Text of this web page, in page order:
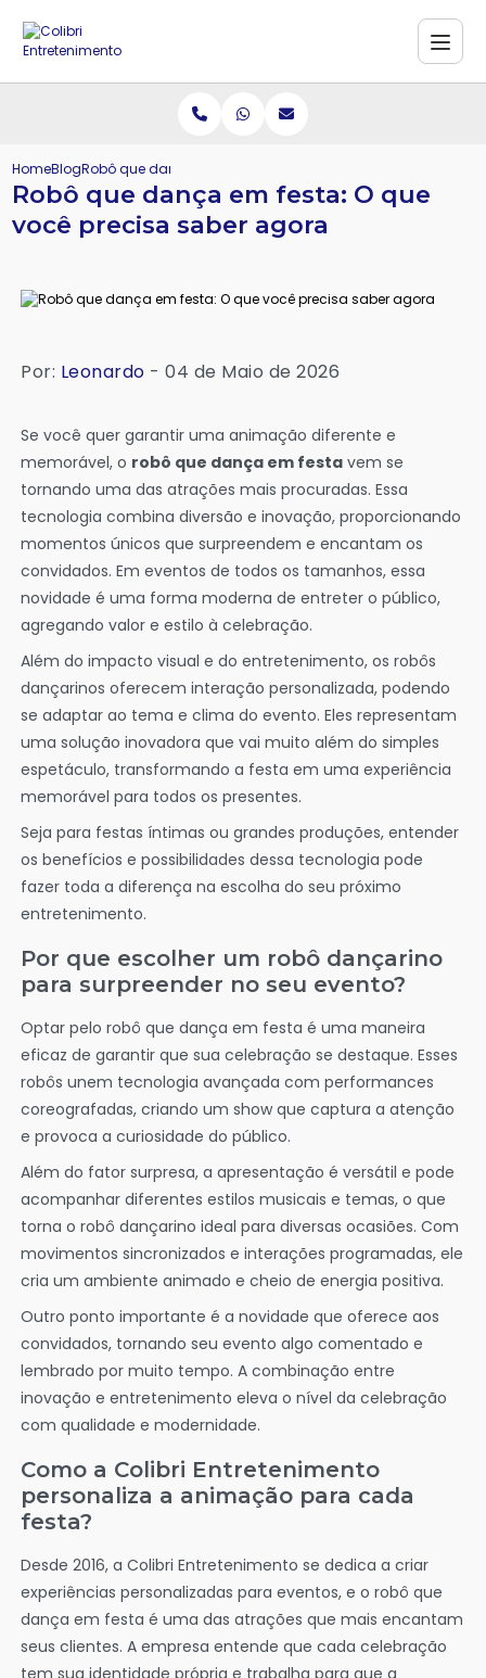
HomeBlogRobô que dança em festa: O que você precisa saber agora
Robô que dança em festa: O que
você precisa saber agora
Por: Leonardo - 04 de Maio de 2026
Se você quer garantir uma animação diferente e
memorável, o robô que dança em festa vem se
tornando uma das atrações mais procuradas. Essa
tecnologia combina diversão e inovação, proporcionando
momentos únicos que surpreendem e encantam os
convidados. Em eventos de todos os tamanhos, essa
novidade é uma forma moderna de entreter o público,
agregando valor e estilo à celebração.
Além do impacto visual e do entretenimento, os robôs
dançarinos oferecem interação personalizada, podendo
se adaptar ao tema e clima do evento. Eles representam
uma solução inovadora que vai muito além do simples
espetáculo, transformando a festa em uma experiência
memorável para todos os presentes.
Seja para festas íntimas ou grandes produções, entender
os benefícios e possibilidades dessa tecnologia pode
fazer toda a diferença na escolha do seu próximo
entretenimento.
Por que escolher um robô dançarino
para surpreender no seu evento?
Optar pelo robô que dança em festa é uma maneira
eficaz de garantir que sua celebração se destaque. Esses
robôs unem tecnologia avançada com performances
coreografadas, criando um show que captura a atenção
e provoca a curiosidade do público.
Além do fator surpresa, a apresentação é versátil e pode
acompanhar diferentes estilos musicais e temas, o que
torna o robô dançarino ideal para diversas ocasiões. Com
movimentos sincronizados e interações programadas, ele
cria um ambiente animado e cheio de energia positiva.
Outro ponto importante é a novidade que oferece aos
convidados, tornando seu evento algo comentado e
lembrado por muito tempo. A combinação entre
inovação e entretenimento eleva o nível da celebração
com qualidade e modernidade.
Como a Colibri Entretenimento
personaliza a animação para cada
festa?
Desde 2016, a Colibri Entretenimento se dedica a criar
experiências personalizadas para eventos, e o robô que
dança em festa é uma das atrações que mais encantam
seus clientes. A empresa entende que cada celebração
tem sua identidade própria e trabalha para que a